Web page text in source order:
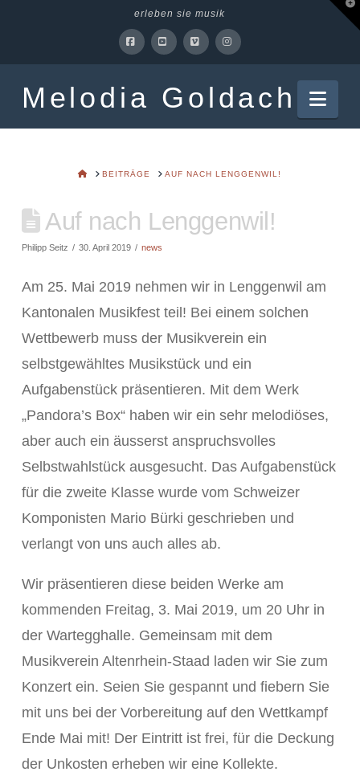
erleben sie musik
Melodia Goldach
HOMEBEITRÄGE AUF NACH LENGGENWIL!
Auf nach Lenggenwil!
Philipp Seitz 30. April 2019 news
Am 25. Mai 2019 nehmen wir in Lenggenwil am
Kantonalen Musikfest teil! Bei einem solchen
Wettbewerb muss der Musikverein ein
selbstgewähltes Musikstück und ein
Aufgabenstück präsentieren. Mit dem Werk
„Pandora’s Box“ haben wir ein sehr melodiöses,
aber auch ein äusserst anspruchsvolles
Selbstwahlstück ausgesucht. Das Aufgabenstück
für die zweite Klasse wurde vom Schweizer
Komponisten Mario Bürki geschrieben und
verlangt von uns auch alles ab.
Wir präsentieren diese beiden Werke am
kommenden Freitag, 3. Mai 2019, um 20 Uhr in
der Wartegghalle. Gemeinsam mit dem
Musikverein Altenrhein-Staad laden wir Sie zum
Konzert ein. Seien Sie gespannt und fiebern Sie
mit uns bei der Vorbereitung auf den Wettkampf
Ende Mai mit! Der Eintritt ist frei, für die Deckung
der Unkosten erheben wir eine Kollekte.